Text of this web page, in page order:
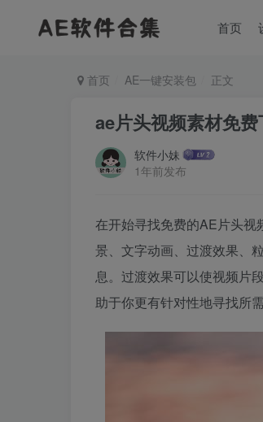
首页
首页 AE一键安装包 正文
ae片头视频素材免
软件小妹
1年前发布
在开始寻找免费的AE片头
景、文字动画、过渡效果、
息。过渡效果可以使视频片
助于你更有针对性地寻找所需